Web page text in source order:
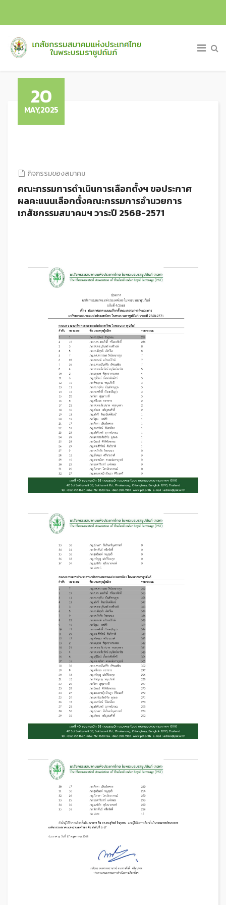
20
MAY,2025
กิจกรรมของสมาคม
คณะกรรมการดำเนินการเลือกตั้งฯ ขอประกาศ
ผลคะแนนเลือกตั้งคณะกรรมการอำนวยการ
เภสัชกรรมสมาคมฯ วาระปี 2568-2571